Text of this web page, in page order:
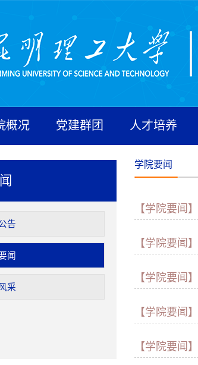
概况 党建群团 人才培养
告
闻
采
学院要闻
【学院要闻】
【学院要闻】
【学院要闻】
【学院要闻】
【学院要闻】